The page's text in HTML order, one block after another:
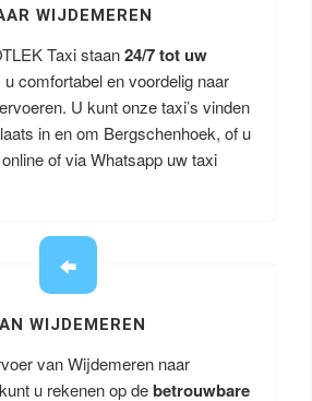
WIJDEMEREN
Taxi staan24/7 tot uw
u comfortabel en voordelig naar
U kunt onze taxi’s vinden
in en om Bergschenhoek, of u
of via Whatsapp uw taxi
WIJDEMEREN
van Wijdemeren naar
u rekenen op debetrouwbare